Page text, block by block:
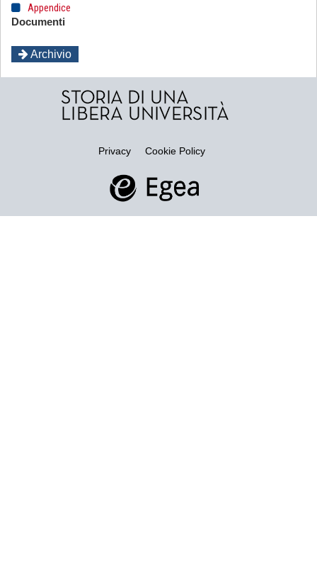
Appendice
Documenti
Archivio
Privacy Cookie Policy